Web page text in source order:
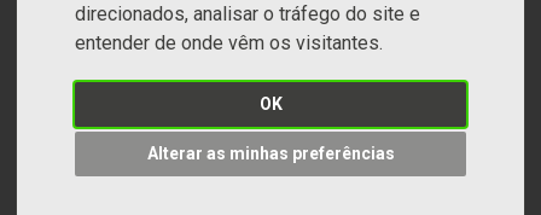
direcionados, analisar o tráfego do site e
entender de onde vêm os visitantes.
OK
Alterar as minhas preferências